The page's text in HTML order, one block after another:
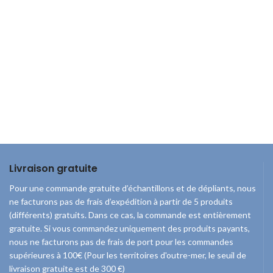
Livraison gratuite
Pour une commande gratuite d’échantillons et de dépliants, nous
ne facturons pas de frais d’expédition à partir de 5 produits
(différents) gratuits. Dans ce cas, la commande est entièrement
gratuite. Si vous commandez uniquement des produits payants,
nous ne facturons pas de frais de port pour les commandes
supérieures à 100€ (Pour les territoires d'outre-mer, le seuil de
livraison gratuite est de 300 €)